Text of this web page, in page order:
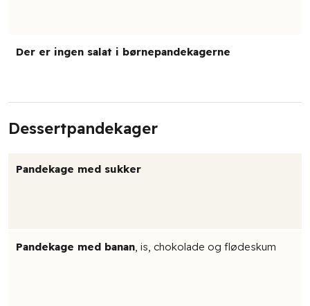
Der er ingen salat i børnepandekagerne​
Dessertpandekager
Pandekage med sukker
Pandekage med banan , is, chokolade og flødeskum